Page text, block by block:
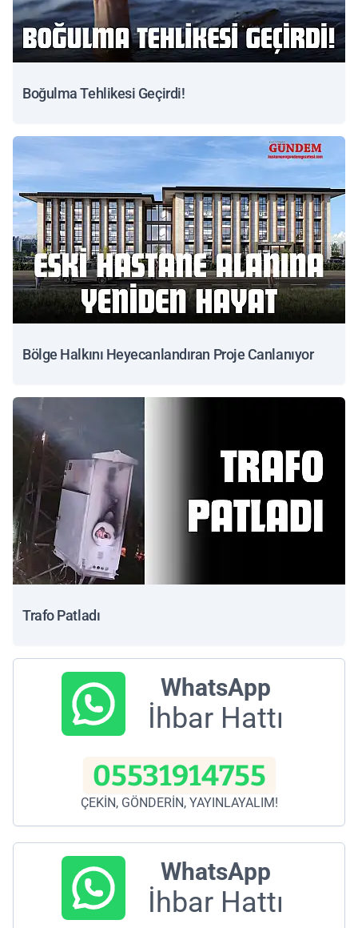
Boğulma Tehlikesi Geçirdi!
Bölge Halkını Heyecanlandıran Proje Canlanıyor
Trafo Patladı
WhatsApp
İhbar Hattı
05531914755
ÇEKİN, GÖNDERİN, YAYINLAYALIM!
WhatsApp
İhbar Hattı